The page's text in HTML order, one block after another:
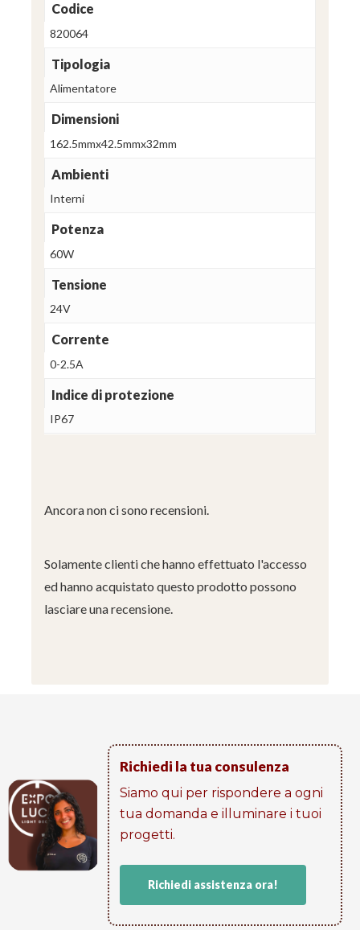
Codice
820064
Tipologia
Alimentatore
Dimensioni
162.5mmx42.5mmx32mm
Ambienti
Interni
Potenza
60W
Tensione
24V
Corrente
0-2.5A
Indice di protezione
IP67
Ancora non ci sono recensioni.
Solamente clienti che hanno effettuato l'accesso
ed hanno acquistato questo prodotto possono
lasciare una recensione.
Richiedi la tua consulenza
Siamo qui per rispondere a ogni
tua domanda e illuminare i tuoi
progetti​.
Richiedi assistenza ora!